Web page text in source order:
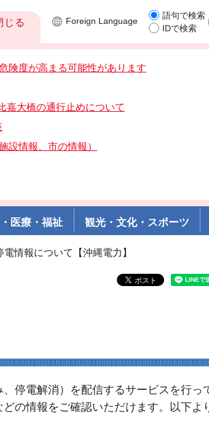
じる
険度が高まる可能性があります
嘉大橋の通行止めについて
設情報、市の情報）
Foreign Language
語句で検索
IDで検索
医療・福祉 観光・文化・スポーツ
電情報について【沖縄電力】
停電解消）を配信するサービスを行っ
の情報をご確認いただけます。以下よ